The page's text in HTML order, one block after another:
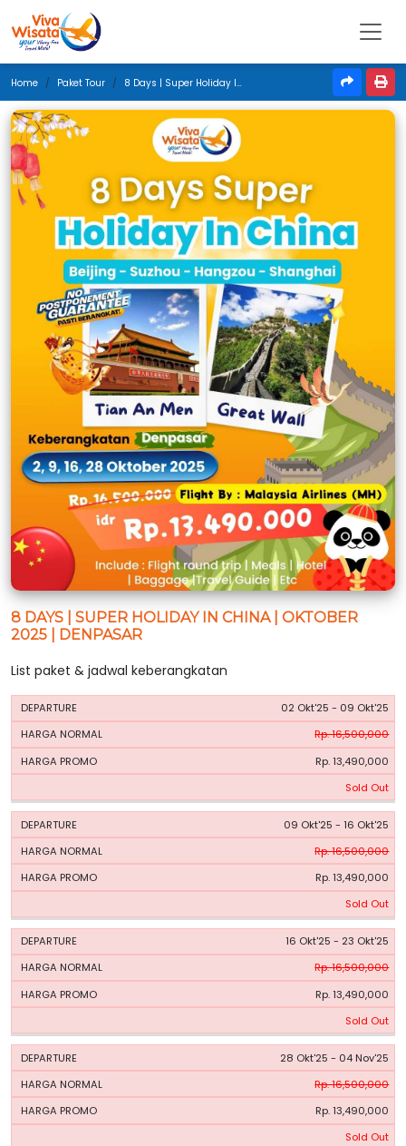
Home Paket Tour 8 Days | Super Holiday In China | Oktober 2025 | Denpasar
8 DAYS | SUPER HOLIDAY IN CHINA | OKTOBER
2025 | DENPASAR
List paket & jadwal keberangkatan
PERIODE
HARGA
02 Okt'25 - 09 Okt'25
Rp. 16,500,000
Rp. 13,490,000
Sold Out
09 Okt'25 - 16 Okt'25
Rp. 16,500,000
Rp. 13,490,000
Sold Out
16 Okt'25 - 23 Okt'25
Rp. 16,500,000
Rp. 13,490,000
Sold Out
28 Okt'25 - 04 Nov'25
Rp. 16,500,000
Rp. 13,490,000
Sold Out